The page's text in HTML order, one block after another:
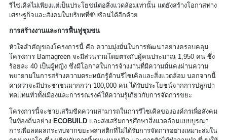
รีไซเคิลไม่เพียงแต่เป็นประโยชน์ต่อสิ่งแวดล้อมเท่านั้น แต่ยังสร้างโอกาสทาง
เศรษฐกิจและสังคมในบริบทที่ซับซ้อนได้อีกด้วย
การสร้างงานและการฟื้นฟูชุมชน
หัวใจสำคัญของโครงการนี้ คือ ความมุ่งมั่นในการพัฒนาอย่างครอบคลุม
โครงการ Bamagreen จะมีส่วนร่วมโดยตรงกับผู้คนประมาณ 1,950 คน ซึ่ง
ร้อยละ 40 เป็นผู้หญิง ซึ่งมีโอกาสในการจ้างงานที่มีความมั่นคงผ่านความ
พยายามในการสร้างความตระหนักรู้ด้านรีไซเคิลและสิ่งแวดล้อม นอกจากนี้
คาดว่าจะมีประชาชนมากกว่า 100,000 คน ได้รับประโยชน์จากการปลูกป่า
ทดแทนทั่วทั้งเมืองและการรณรงค์ให้ความรู้เกี่ยวกับการจัดการขยะ
โครงการนี้จะช่วยเสริมขีดความสามารถในการรีไซเคิลขององค์กรเพื่อสังคม
ในท้องถิ่นอย่าง ECOBUILD และส่งเสริมการศึกษาสิ่งแวดล้อมแบบบูรณา
การเพื่อลดผลกระทบจากขยะพลาสติกที่ไม่ได้รับการจัดการอย่างเหมาะสมใน